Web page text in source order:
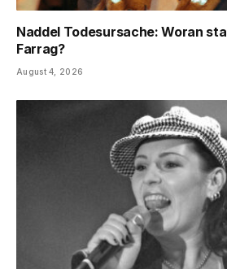
Naddel Todesursache: Woran
Farrag?
August 4, 2026